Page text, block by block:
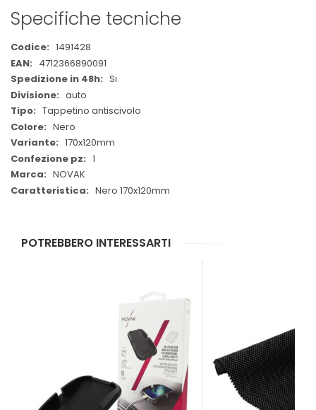
Specifiche tecniche
Maggiori
Informazioni
1491428
4712366890091
Si
auto
Tappetino antiscivolo
Nero
170x120mm
1
NOVAK
Nero 170x120mm
POTREBBERO INTERESSARTI